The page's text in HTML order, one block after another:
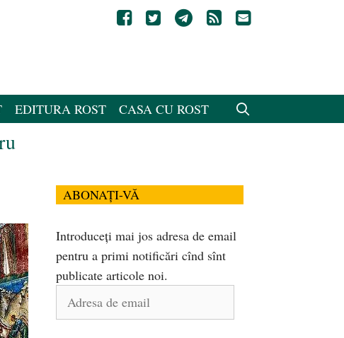
EDITURA ROST CASA CU ROST
ABONAȚI-VĂ
Introduceți mai jos adresa de email
pentru a primi notificări cînd sînt
publicate articole noi.
Adresa